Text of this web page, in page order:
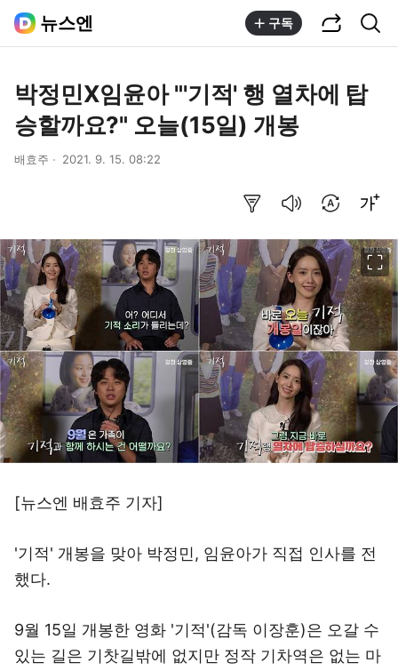
뉴스엔 구독
박정민X임윤아 "'기적' 행 열차에 탑
승할까요?" 오늘(15일) 개봉
배효주 2021. 9. 15. 08:22
[뉴스엔 배효주 기자]
'기적' 개봉을 맞아 박정민, 임윤아가 직접 인사를 전
했다.
9월 15일 개봉한 영화 '기적'(감독 이장훈)은 오갈 수
있는 길은 기찻길밖에 없지만 정작 기차역은 없는 마